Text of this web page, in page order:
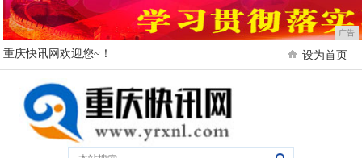
广告
重庆快讯网欢迎您~！ 设为首页